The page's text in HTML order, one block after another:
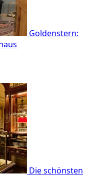
Goldenstern:
Die schönsten